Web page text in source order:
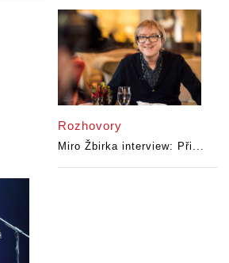
Rozhovory
Miro Žbirka interview: Při...